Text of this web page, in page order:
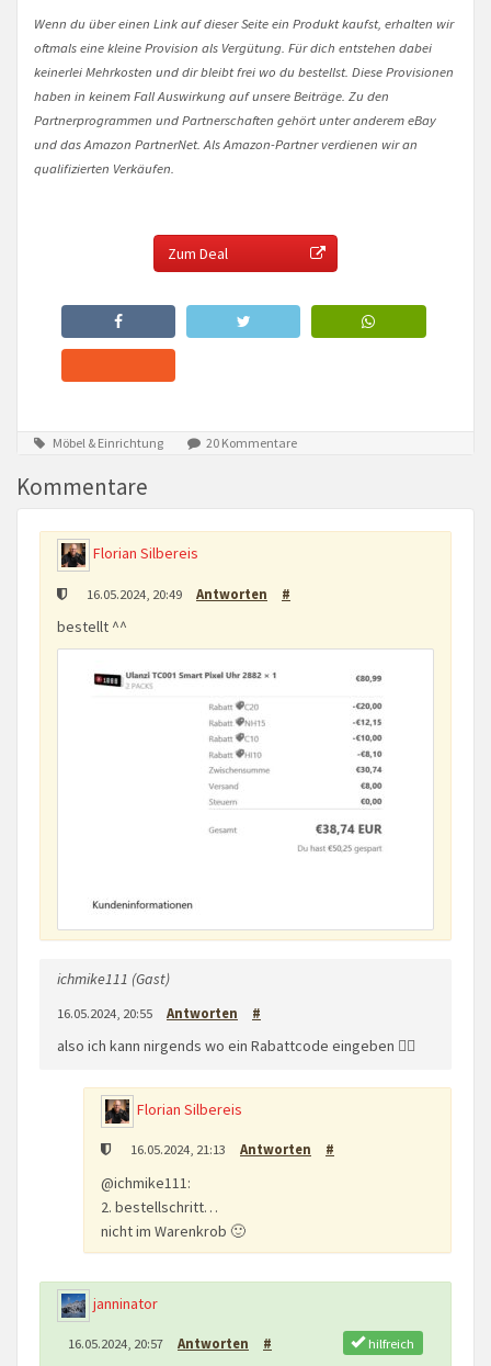
Wenn du über einen Link auf dieser Seite ein Produkt kaufst, erhalten wir
oftmals eine kleine Provision als Vergütung. Für dich entstehen dabei
keinerlei Mehrkosten und dir bleibt frei wo du bestellst. Diese Provisionen
haben in keinem Fall Auswirkung auf unsere Beiträge. Zu den
Partnerprogrammen und Partnerschaften gehört unter anderem eBay
und das Amazon PartnerNet. Als Amazon-Partner verdienen wir an
qualifizierten Verkäufen.
Zum Deal
Möbel & Einrichtung 20 Kommentare
Kommentare
Florian Silbereis
16.05.2024, 20:49 Antworten #
bestellt ^^
ichmike111 (Gast)
16.05.2024, 20:55 Antworten #
also ich kann nirgends wo ein Rabattcode eingeben 🤷‍♀️
Florian Silbereis
16.05.2024, 21:13 Antworten #
@ichmike111:
2. bestellschritt…
nicht im Warenkrob 🙂
janninator
16.05.2024, 20:57 Antworten # hilfreich